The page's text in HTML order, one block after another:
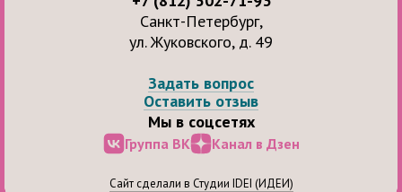
Задать вопрос
Оставить отзыв
Мы в соцсетях
Группа ВК Канал в Дзен
Санкт-Петербург,
ул. Жуковского, д. 49
Сайт сделали в Студии IDEI (ИДЕИ)